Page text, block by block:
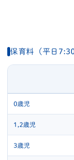
保育料（平日
0歳児
1,2歳児
3歳児